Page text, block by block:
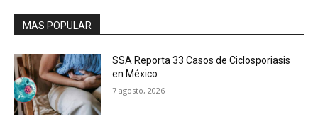
MAS POPULAR
SSA Reporta 33 Casos de Ciclosporiasis
en México
7 agosto, 2026